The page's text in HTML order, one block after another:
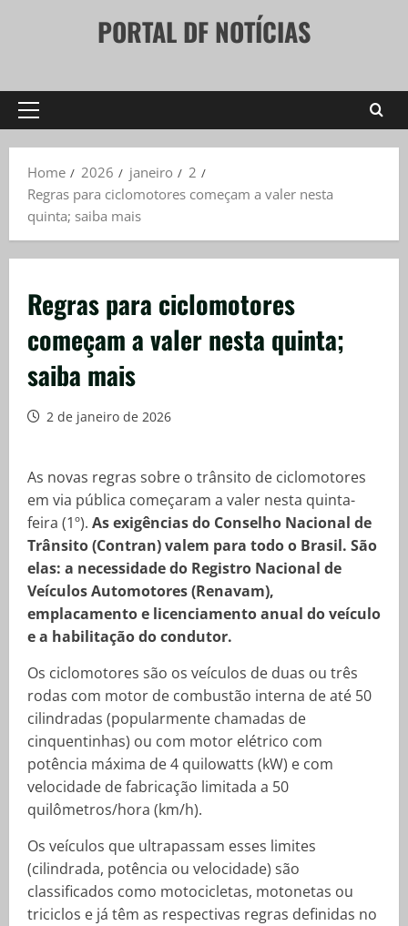
PORTAL DF NOTÍCIAS
Primary
Home
2026 janeiro
2
Regras para ciclomotores começam a valer nesta
quinta; saiba mais
Regras para ciclomotores
começam a valer nesta quinta;
saiba mais
2 de janeiro de 2026
As novas regras sobre o trânsito de ciclomotores
em via pública começaram a valer nesta quinta-
feira (1º). As exigências do Conselho Nacional de
Trânsito (Contran) valem para todo o Brasil. São
elas: a necessidade do Registro Nacional de
Veículos Automotores (Renavam),
emplacamento e licenciamento anual do veículo
e a habilitação do condutor.
Os ciclomotores são os veículos de duas ou três
rodas com motor de combustão interna de até 50
cilindradas (popularmente chamadas de
cinquentinhas) ou com motor elétrico com
potência máxima de 4 quilowatts (kW) e com
velocidade de fabricação limitada a 50
quilômetros/hora (km/h).
Os veículos que ultrapassam esses limites
(cilindrada, potência ou velocidade) são
classificados como motocicletas, motonetas ou
triciclos e já têm as respectivas regras definidas no